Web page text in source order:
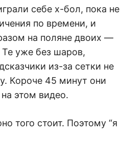
себе х-бол, пока не
по времени, и
на поляне двоих —
уже без шаров,
из-за сетки не
Короче 45 минут они
этом видео.
того стоит. Поэтому “я